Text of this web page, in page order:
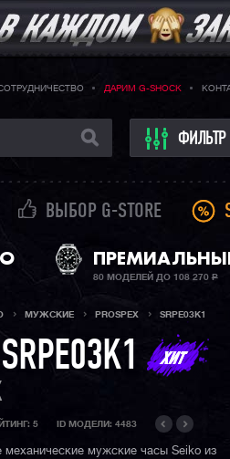
ДАРИМ G-SHOCK
ФИЛЬТР
ВЫБОР G-STORE
80 МОДЕЛЕЙ ДО 108 270Р
МУЖСКИЕ PROSPEX SRPE03K1
5 ID МОДЕЛИ: 4483
механические мужские часы Seiko из